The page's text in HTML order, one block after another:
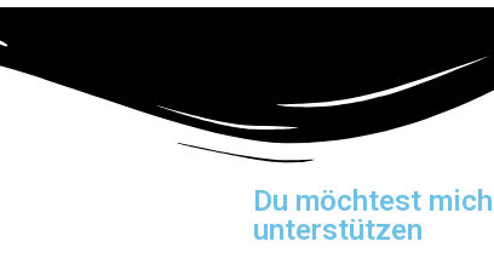
Du möchtest
unterstützen